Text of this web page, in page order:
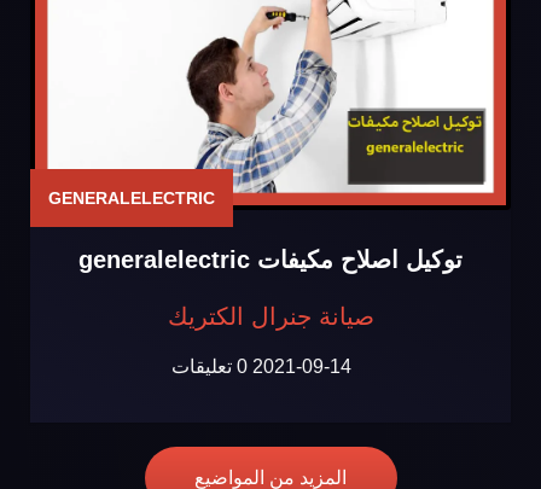
GENERALELECTRIC
توكيل اصلاح مكيفات generalelectric
صيانة جنرال الكتريك
2021-09-14 0 تعليقات
المزيد من المواضيع